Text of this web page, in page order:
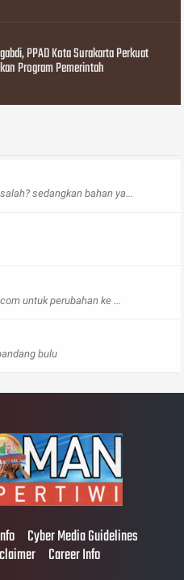
PPAD Kota Surakarta Perkuat
Program Pemerintah
sedangkan bahan ya...
untuk perubahan ke ...
bulu
Cyber Media Guidelines
Career Info